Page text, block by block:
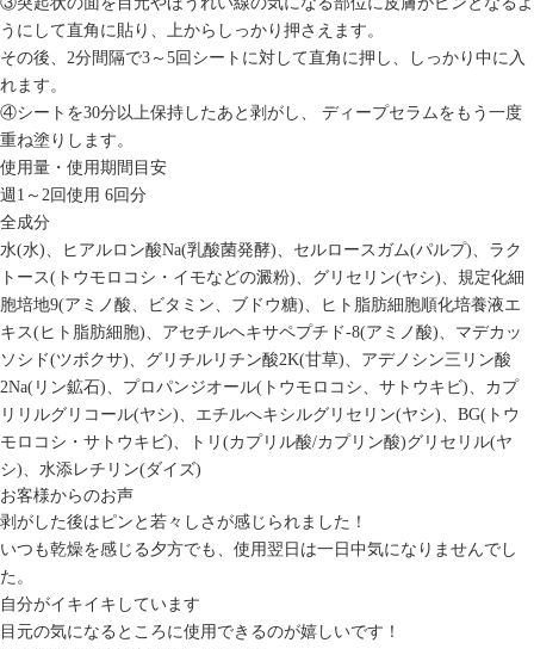
うにして直角に貼り、上からしっかり押さえます。
その後、2分間隔で3～5回シートに対して直角に押し、しっかり中に入
れます。
④シートを30分以上保持したあと剥がし、 ディープセラムをもう一度
重ね塗りします。
使用量・使用期間目安
週1～2回使用 6回分
全成分
水(水)、ヒアルロン酸Na(乳酸菌発酵)、セルロースガム(パルプ)、ラク
トース(トウモロコシ・イモなどの澱粉)、グリセリン(ヤシ)、規定化細
胞培地9(アミノ酸、ビタミン、ブドウ糖)、ヒト脂肪細胞順化培養液エ
キス(ヒト脂肪細胞)、アセチルヘキサペプチド-8(アミノ酸)、マデカッ
ソシド(ツボクサ)、グリチルリチン酸2K(甘草)、アデノシン三リン酸
2Na(リン鉱石)、プロパンジオール(トウモロコシ、サトウキビ)、カプ
リリルグリコール(ヤシ)、エチルへキシルグリセリン(ヤシ)、BG(トウ
モロコシ・サトウキビ)、トリ(カプリル酸/カプリン酸)グリセリル(ヤ
シ)、水添レチリン(ダイズ)
お客様からのお声
剥がした後はピンと若々しさが感じられました！
いつも乾燥を感じる夕方でも、使用翌日は一日中気になりませんでし
た。
自分がイキイキしています
目元の気になるところに使用できるのが嬉しいです！